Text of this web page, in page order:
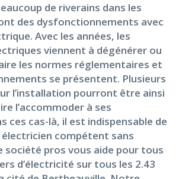
de riverains dans les
des dysfonctionnements avec
Avec les années, les
viennent à dégénérer ou
les normes réglementaires et
se présentent. Plusieurs
l’installation pourront être ainsi
l’accommoder à ses
ces cas-là, il est indispensable de
électricien compétent sans
pros vous aide pour tous
d’électricité sur tous les 2.43